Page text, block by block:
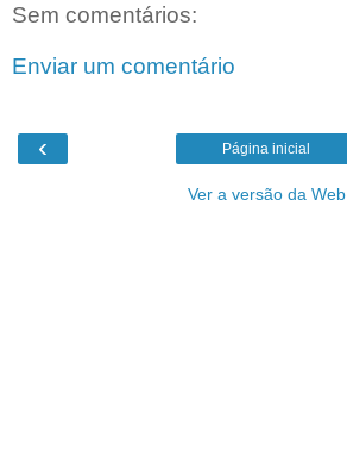
Sem comentários:
Enviar um comentário
‹ Página inicial
Ver a versão da Web